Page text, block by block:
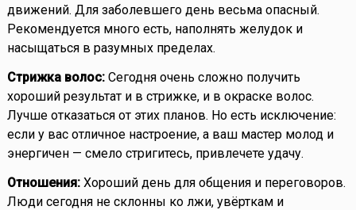
движений. Для заболевшего день весьма опасный.
Рекомендуется много есть, наполнять желудок и
насыщаться в разумных пределах.
Стрижка волос:Сегодня очень сложно получить
хороший результат и в стрижке, и в окраске волос.
Лучше отказаться от этих планов. Но есть исключение:
если у вас отличное настроение, а ваш мастер молод и
энергичен — смело стригитесь, привлечете удачу.
Отношения:Хороший день для общения и переговоров.
Люди сегодня не склонны ко лжи, увёрткам и